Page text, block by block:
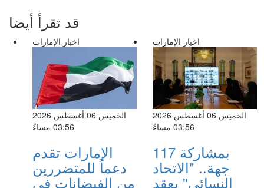
قد تقرأ أيضا
اخبار الإمارات
الخميس 06 أغسطس 2026
03:56 مساءً
الإمارات تقدم
دعماً للمتضررين
من الفيضانات في
اخبار الإمارات
الخميس 06 أغسطس 2026
03:56 مساءً
بمشاركة 117
جهة.. "الاتحاد
النسائي" يعقد